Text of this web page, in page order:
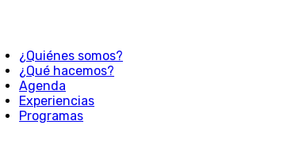
¿Quiénes somos?
¿Qué hacemos?
Agenda
Experiencias
Programas